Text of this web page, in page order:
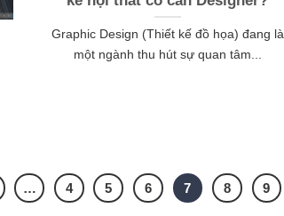
Graphic Design (Thiết kế đồ họa) đang là
một ngành thu hút sự quan tâm...
… 4 5 6 7 8 9